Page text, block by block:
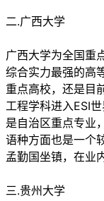
二.广西大学
广西大学为全国重
综合实力最强的高
重点高校，还是目
工程学科进入ESI
是自治区重点专业
语种方面也是一个
孟勤国坐镇，在业
三.贵州大学